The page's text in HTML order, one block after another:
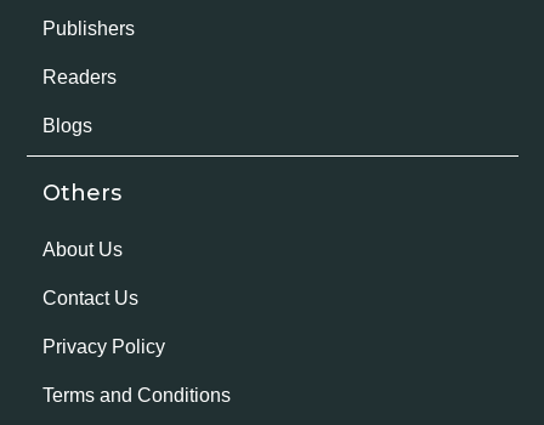
Publishers
Readers
Blogs
Others
About Us
Contact Us
Privacy Policy
Terms and Conditions